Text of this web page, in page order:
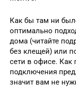
Как бы там ни
оптимально
дома (читайте
без клещей) или
сети в офисе. Как
подключения
значит вам не